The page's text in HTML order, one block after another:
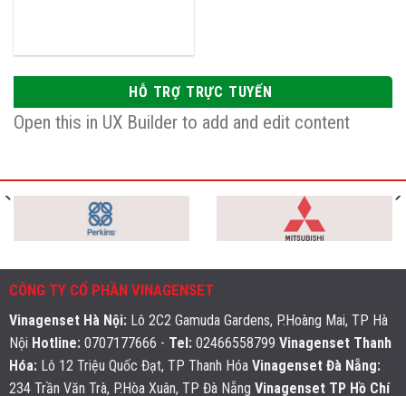
HỖ TRỢ TRỰC TUYẾN
Open this in UX Builder to add and edit content
CÔNG TY CỔ PHẦN VINAGENSET
Vinagenset Hà Nội: Lô 2C2 Gamuda Gardens, P.Hoàng Mai, TP Hà
Nội Hotline: 0707177666 - Tel:02466558799 Vinagenset Thanh
Hóa: Lô 12 Triệu Quốc Đạt, TP Thanh Hóa Vinagenset Đà Nẵng:
234 Trần Văn Trà, P.Hòa Xuân, TP Đà Nẵng Vinagenset TP Hồ Chí